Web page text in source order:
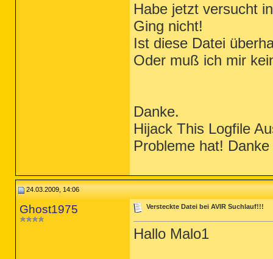
Habe jetzt versucht
Ging nicht!
Ist diese Datei
Oder muß ich mir
Danke.
Hijack This Logfile
Probleme hat!
24.03.2009, 14:06
Ghost1975 Versteckte Datei bei AVIR Suchlauf!!!
Hallo Malo1